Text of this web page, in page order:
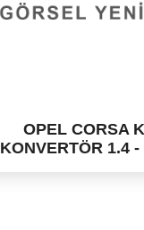
OPEL CORSA
KONVERTÖR 1.4